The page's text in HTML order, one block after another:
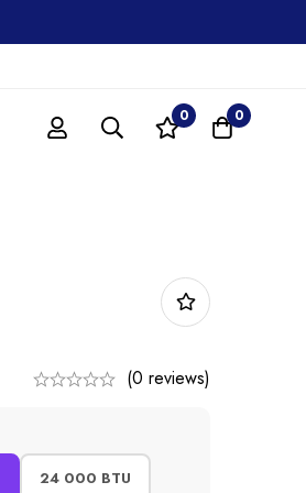
0 0
(0 reviews)
24 000 BTU